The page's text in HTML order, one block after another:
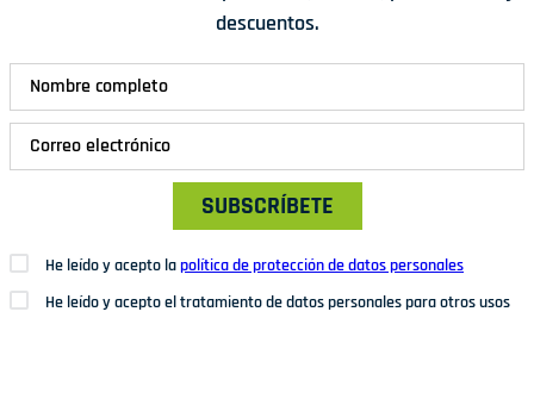
descuentos.
SUBSCRÍBETE
He leído y acepto lapolítica de protección de datos personales
He leído y acepto el tratamiento de datos personales para otros usos